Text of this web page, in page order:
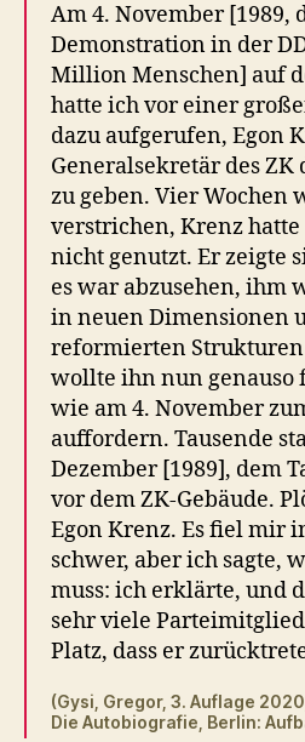
Am 4. November [1989,
Demonstration in der
Million Menschen] auf
hatte ich vor einer
dazu aufgerufen, Egon
Generalsekretär des ZK
zu geben. Vier Wochen
verstrichen, Krenz hatte
nicht genutzt. Er zeigte
es war abzusehen, ihm
in neuen Dimensionen
reformierten
wollte ihn nun
wie am 4. November
auffordern. Tausende
Dezember [1989], dem
vor dem ZK-Gebäude.
Egon Krenz. Es fiel mir
schwer, aber ich sagte,
muss: ich erklärte, und
sehr viele
Platz, dass er
(Gysi, Gregor, 3. Auflage
Die Autobiografie, Berlin: